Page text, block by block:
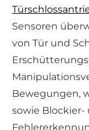
Sensoren
von Tür und
Bewegungen,
sowie Blockier-